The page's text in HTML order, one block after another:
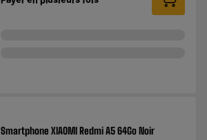
Smartphone XIAOMI Redmi A5 64Go Noir